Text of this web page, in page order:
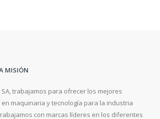
MISIÓN
SA, trabajamos para ofrecer los mejores
en maquinaria y tecnología para la industria
con marcas líderes en los diferentes